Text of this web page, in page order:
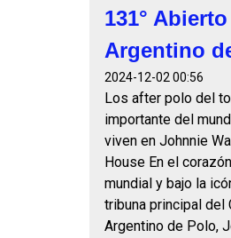
131° Abierto
Argentino
2024-12-02 00:56
Los after polo del
importante del
viven en Johnnie
House En el
mundial y bajo la
tribuna principal del
Argentino de Polo,